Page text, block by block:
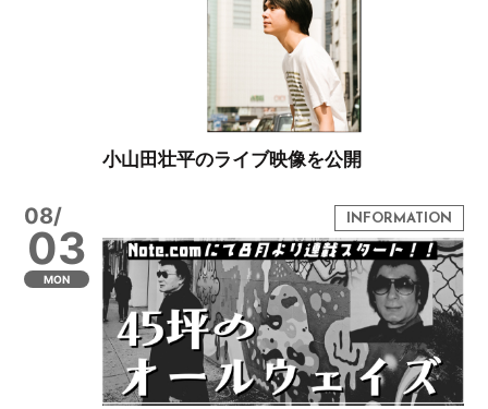
小山田壮平のライブ映像を公開
08/
03
MON